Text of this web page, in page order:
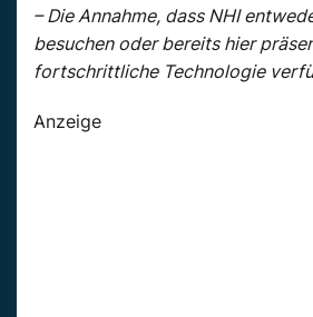
– Die Annahme, dass NHI
besuchen oder bereits hier
fortschrittliche Technologie
Anzeige